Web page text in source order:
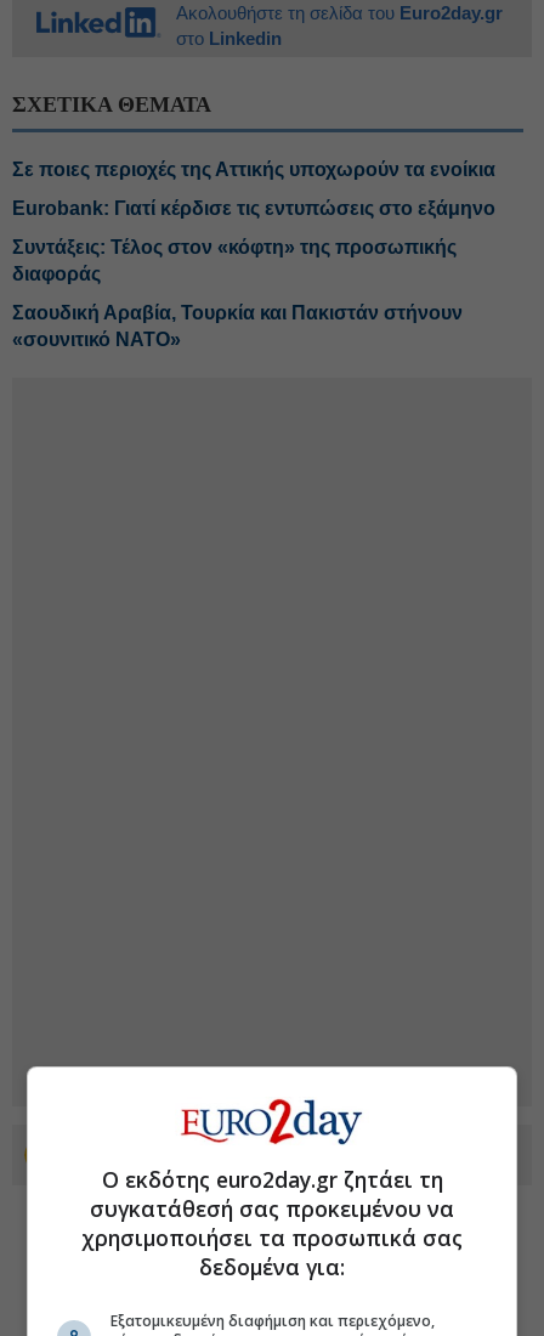
Ακολουθήστε τη σελίδα του Euro2day.gr
στο Linkedin
ΣΧΕΤΙΚΑ ΘΕΜΑΤΑ
Σε ποιες περιοχές της Αττικής υποχωρούν τα ενοίκια
Eurobank: Γιατί κέρδισε τις εντυπώσεις στο εξάμηνο
Συντάξεις: Τέλος στον «κόφτη» της προσωπικής
διαφοράς
Σαουδική Αραβία, Τουρκία και Πακιστάν στήνουν
«σουνιτικό ΝΑΤΟ»
Ο εκδότης euro2day.gr ζητάει τη
συγκατάθεσή σας προκειμένου να
χρησιμοποιήσει τα προσωπικά σας
δεδομένα για:
Εξατομικευμένη διαφήμιση και περιεχόμενο,